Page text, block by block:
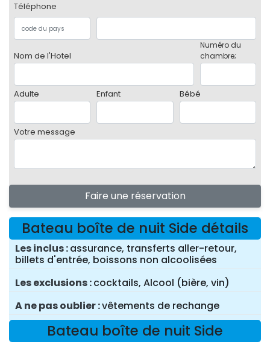
Téléphone
Nom de l'Hotel
Numéro du
chambre;
Adulte Enfant Bébé
Votre message
Faire une réservation
Bateau boîte de nuit Side détails
Les inclus assurance, transferts aller-retour,
billets d'entrée, boissons non alcoolisées
Les exclusions cocktails, Alcool (bière, vin)
A ne pas oublier vêtements de rechange
Bateau boîte de nuit Side